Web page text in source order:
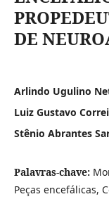
DE
Arlindo Ugulino
Luiz Gustavo
Stênio Abrantes
Palavras-chave:
Peças encefálicas,